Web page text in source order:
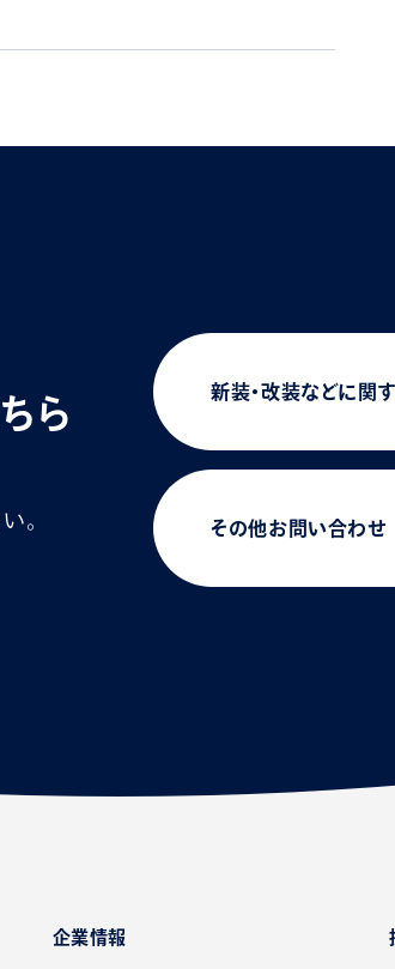
ら
。
新装・改装などに関
その他お問い合わせ
企業情報